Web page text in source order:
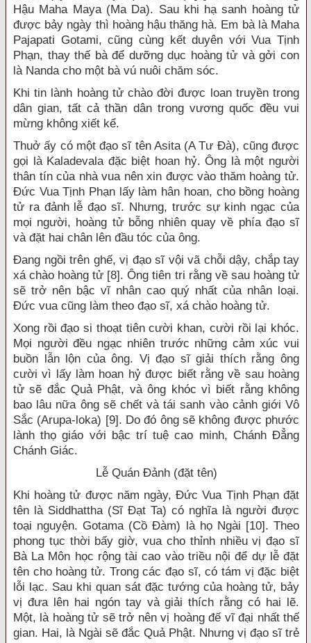
Hậu Maha Maya (Ma Da). Sau khi hạ sanh hoàng tử
được bảy ngày thì hoàng hậu thăng hà. Em bà là Maha
Pajapati Gotami, cũng cùng kết duyên với Vua Tịnh
Phạn, thay thế bà để dưỡng dục hoàng tử và gởi con
là Nanda cho một bà vú nuôi chăm sóc.
Khi tin lành hoàng tử chào đời được loan truyền trong
dân gian, tất cả thần dân trong vương quốc đều vui
mừng không xiết kể.
Thuở ấy có một đạo sĩ tên Asita (A Tư Đà), cũng được
gọi là Kaladevala đặc biệt hoan hỷ. Ông là một người
thân tín của nhà vua nên xin được vào thăm hoàng tử.
Đức Vua Tịnh Phạn lấy làm hân hoan, cho bồng hoàng
tử ra đảnh lễ đạo sĩ. Nhưng, trước sự kinh ngạc của
mọi người, hoàng tử bỗng nhiên quay về phía đạo sĩ
và đặt hai chân lên đầu tóc của ông.
Đang ngồi trên ghế, vị đạo sĩ vội vã chỗi dậy, chắp tay
xá chào hoàng tử [8]. Ông tiên tri rằng về sau hoàng tử
sẽ trở nên bậc vĩ nhân cao quý nhất của nhân loại.
Đức vua cũng làm theo đạo sĩ, xá chào hoàng tử.
Xong rồi đạo si thoạt tiên cười khan, cười rồi lại khóc.
Mọi người đều ngạc nhiên trước những cảm xúc vui
buồn lẫn lộn của ông. Vị đạo sĩ giải thích rằng ông
cười vì lấy làm hoan hỷ được biết rằng về sau hoàng
tử sẽ đắc Quả Phật, và ông khóc vì biết rằng không
bao lâu nữa ông sẽ chết và tái sanh vào cảnh giới Vô
Sắc (Arupa-loka) [9]. Do đó ông sẽ không được phước
lành thọ giáo với bậc trí tuệ cao minh, Chánh Đẳng
Chánh Giác.
Lễ Quán Đảnh (đặt tên)
Khi hoàng tử được năm ngày, Đức Vua Tịnh Phạn đặt
tên là Siddhattha (Sĩ Đạt Ta) có nghĩa là người được
toại nguyện. Gotama (Cồ Đàm) là họ Ngài [10]. Theo
phong tục thời bấy giờ, vua cho thỉnh nhiều vị đạo sĩ
Bà La Môn học rộng tài cao vào triều nội để dự lễ đặt
tên cho hoàng tử. Trong các đạo sĩ, có tám vị đặc biệt
lỗi lạc. Sau khi quan sát đặc tướng của hoàng tử, bảy
vị đưa lên hai ngón tay và giải thích rằng có hai lẽ.
Một, là hoàng tử sẽ trở nên vị hoàng đế vĩ đại nhất thế
gian. Hai, là Ngài sẽ đắc Quả Phật. Nhưng vị đạo sĩ trẻ